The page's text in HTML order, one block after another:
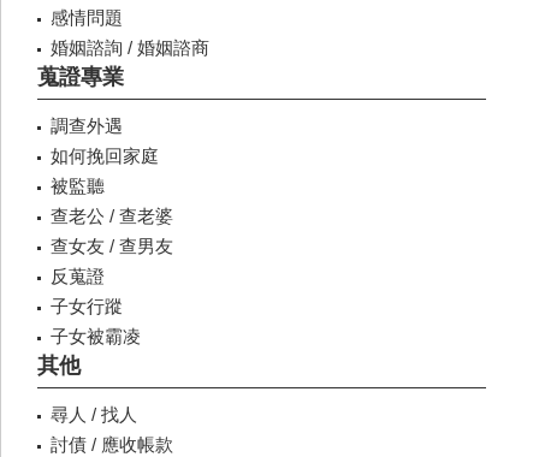
感情問題
婚姻諮詢 / 婚姻諮商
蒐證專業
調查外遇
如何挽回家庭
被監聽
查老公 / 查老婆
查女友 / 查男友
反蒐證
子女行蹤
子女被霸凌
其他
尋人 / 找人
討債 / 應收帳款